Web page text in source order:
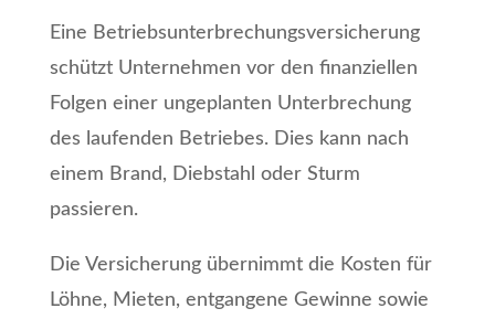
Eine Betriebsunterbrechungsversicherung
schützt Unternehmen vor den finanziellen
Folgen einer ungeplanten Unterbrechung
des laufenden Betriebes. Dies kann nach
einem Brand, Diebstahl oder Sturm
passieren.
Die Versicherung übernimmt die Kosten für
Löhne, Mieten, entgangene Gewinne sowie